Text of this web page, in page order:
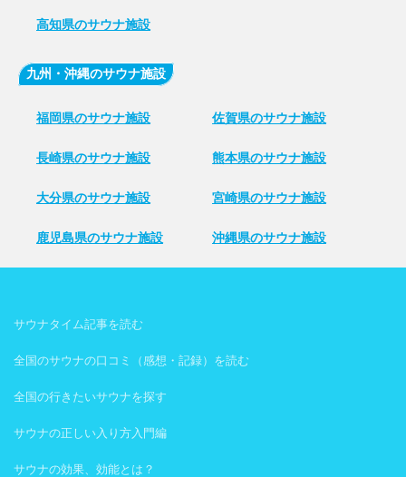
高知県のサウナ施設
九州・沖縄のサウナ施設
福岡県のサウナ施設 佐賀県のサウナ施設
長崎県のサウナ施設 熊本県のサウナ施設
大分県のサウナ施設 宮崎県のサウナ施設
鹿児島県のサウナ施設 沖縄県のサウナ施設
サウナタイム記事を読む
全国のサウナの口コミ（感想・記録）を読む
全国の行きたいサウナを探す
サウナの正しい入り方入門編
サウナの効果、効能とは？